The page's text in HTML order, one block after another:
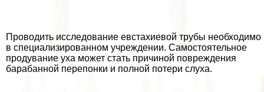
Проводить исследование евстахиевой трубы необходимо
в специализированном учреждении. Самостоятельное
продувание уха может стать причиной повреждения
баpaбанной перепонки и полной потери слуха.